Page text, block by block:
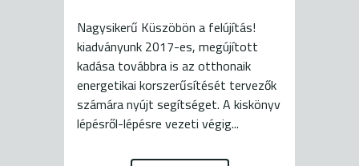
Nagysikerű Küszöbön a felújítás!
kiadványunk 2017-es, megújított
kadása továbbra is az otthonaik
energetikai korszerűsítését tervezők
számára nyújt segítséget. A kiskönyv
lépésről-lépésre vezeti végig...